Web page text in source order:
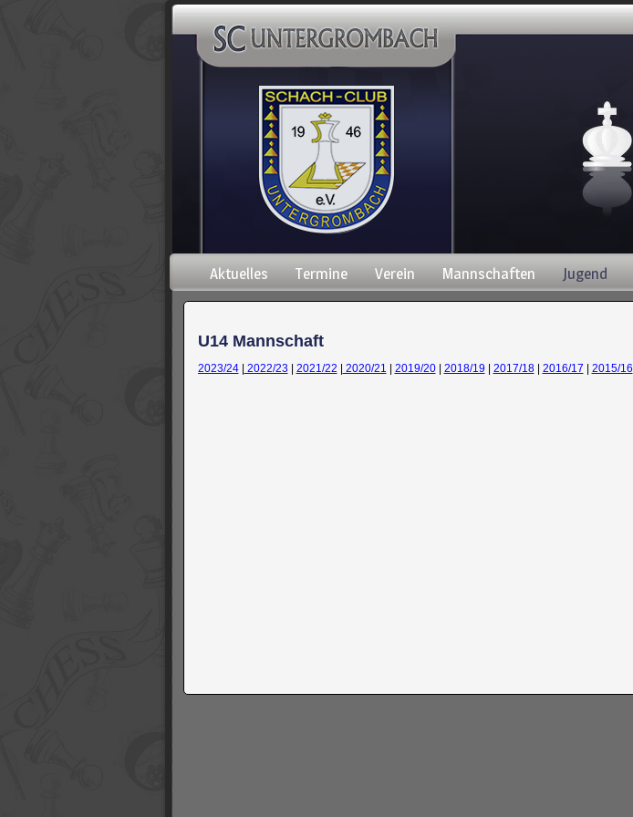
Navigation
überspringen
Aktuelles Termine Verein Mannschaften Jugend
U14 Mannschaft
2023/24| 2022/23 2021/22 2020/21 2019/20| 2018/19 2017/18| 2016/17 2015/16